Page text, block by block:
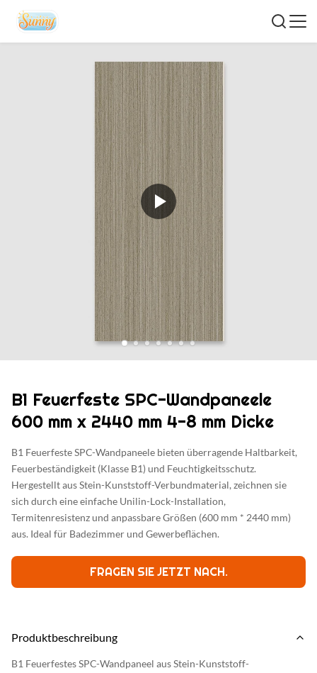
B1 Feuerfeste SPC-Wandpaneele
600 mm x 2440 mm 4-8 mm Dicke
B1 Feuerfeste SPC-Wandpaneele bieten überragende Haltbarkeit,
Feuerbeständigkeit (Klasse B1) und Feuchtigkeitsschutz.
Hergestellt aus Stein-Kunststoff-Verbundmaterial, zeichnen sie
sich durch eine einfache Unilin-Lock-Installation,
Termitenresistenz und anpassbare Größen (600 mm * 2440 mm)
aus. Ideal für Badezimmer und Gewerbeflächen.
FRAGEN SIE JETZT NACH.
Produktbeschreibung
B1 Feuerfestes SPC-Wandpaneel aus Stein-Kunststoff-